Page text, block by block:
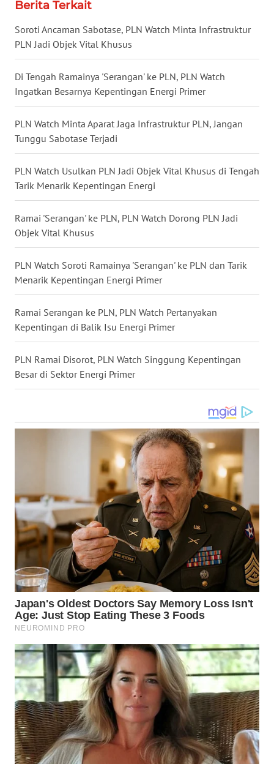
Berita Terkait
Soroti Ancaman Sabotase, PLN Watch Minta Infrastruktur
PLN Jadi Objek Vital Khusus
Di Tengah Ramainya 'Serangan' ke PLN, PLN Watch
Ingatkan Besarnya Kepentingan Energi Primer
PLN Watch Minta Aparat Jaga Infrastruktur PLN, Jangan
Tunggu Sabotase Terjadi
PLN Watch Usulkan PLN Jadi Objek Vital Khusus di Tengah
Tarik Menarik Kepentingan Energi
Ramai 'Serangan' ke PLN, PLN Watch Dorong PLN Jadi
Objek Vital Khusus
PLN Watch Soroti Ramainya 'Serangan' ke PLN dan Tarik
Menarik Kepentingan Energi Primer
Ramai Serangan ke PLN, PLN Watch Pertanyakan
Kepentingan di Balik Isu Energi Primer
PLN Ramai Disorot, PLN Watch Singgung Kepentingan
Besar di Sektor Energi Primer
WN
WN
KALTIM
WN
SULSEL
WN
GORONTALO
WN
SULUT
WN
WN
DANAU
WN
LANGKAT
TAPANULI
SELATAN
WN
TANJUNG
LESUNG
WN
KARO
WN
SIMALUNGUN